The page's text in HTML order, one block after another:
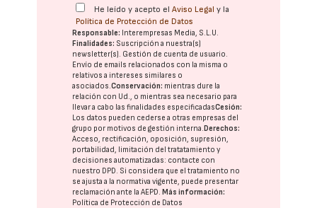
He leído y acepto elAviso Legal y la
Política de Protección de Datos
Responsable: Interempresas Media, S.L.U.
Finalidades: Suscripción a nuestra(s)
newsletter(s). Gestión de cuenta de usuario.
Envío de emails relacionados con la misma o
relativos a intereses similares o
asociados.Conservación: mientras dure la
relación con Ud., o mientras sea necesario para
llevar a cabo las finalidades especificadasCesión:
Los datos pueden cederse a otras empresas del
grupo por motivos de gestión interna.Derechos:
Acceso, rectificación, oposición, supresión,
portabilidad, limitación del tratatamiento y
decisiones automatizadas: contacte con
nuestro DPD. Si considera que el tratamiento no
se ajusta a la normativa vigente, puede presentar
reclamación ante laAEPD.Más información:
Política de Protección de Datos